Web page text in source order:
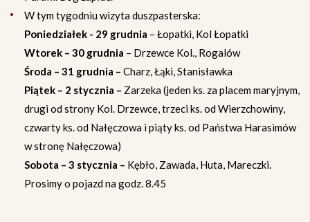
W tym tygodniu wizyta duszpasterska:
Poniedziałek - 29 grudnia – Łopatki, Kol Łopatki
Wtorek – 30 grudnia – Drzewce Kol., Rogalów
Środa – 31 grudnia – Charz, Łąki, Stanisławka
Piątek – 2 stycznia – Zarzeka (jeden ks. za placem maryjnym,
drugi od strony Kol. Drzewce, trzeci ks. od Wierzchowiny,
czwarty ks. od Nałęczowa i piąty ks. od Państwa Harasimów
w stronę Nałęczowa)
Sobota – 3 stycznia – Kębło, Zawada, Huta, Mareczki.
Prosimy o pojazd na godz. 8.45